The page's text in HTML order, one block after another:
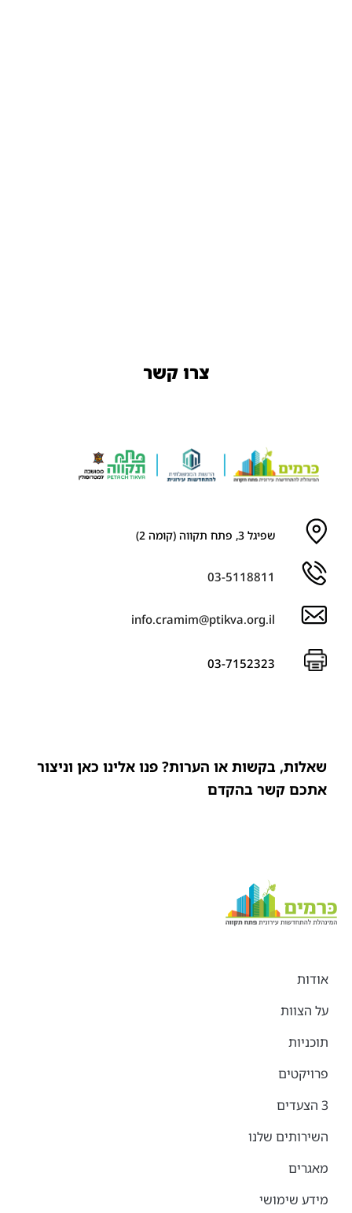
צרו קשר
שפיגל 3, פתח תקווה (קומה 2)
03-5118811
info.cramim@ptikva.org.il
03-7152323
שאלות, בקשות או הערות? פנו אלינו כאן וניצור
אתכם קשר בהקדם
אודות
על הצוות
תוכניות
פרויקטים
3 הצעדים
השירותים שלנו
מאגרים
מידע שימושי